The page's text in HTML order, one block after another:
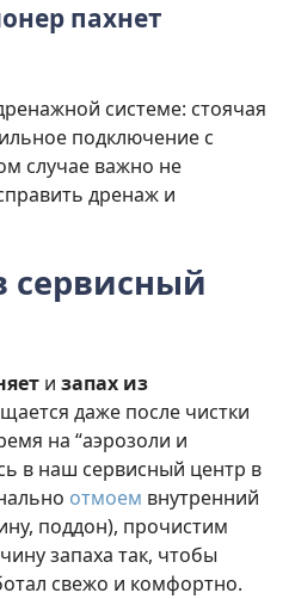
пахнет
системе: стоячая
подключение с
случае важно не
дренаж и
сервисный
и запах из
даже после чистки
на “аэрозоли и
в наш сервисный центр в
отмоем внутренний
поддон), прочистим
запаха так, чтобы
свежо и комфортно.